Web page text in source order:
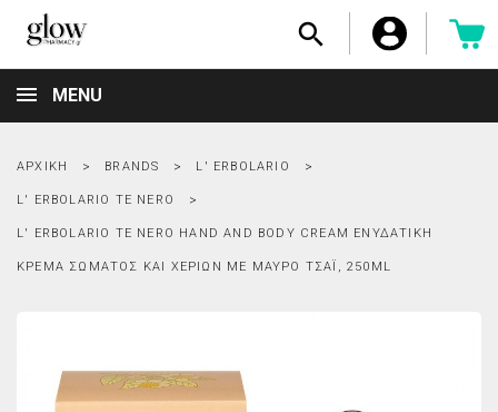

MENU
ΑΡΧΙΚΉ BRANDS L' ERBOLARIO
L' ERBOLARIO TE NERO
L' ERBOLARIO TE NERO HAND AND BODY CREAM ΕΝΥΔΑΤΙΚΉ
ΚΡΈΜΑ ΣΏΜΑΤΟΣ ΚΑΙ ΧΕΡΙΏΝ ΜΕ ΜΑΎΡΟ ΤΣΆΙ, 250ML